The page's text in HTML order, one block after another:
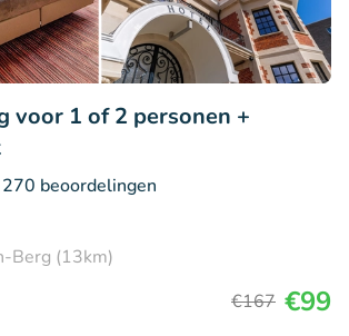
voor 1 of 2 personen +
270 beoordelingen
Berg (13km)
€167 €99